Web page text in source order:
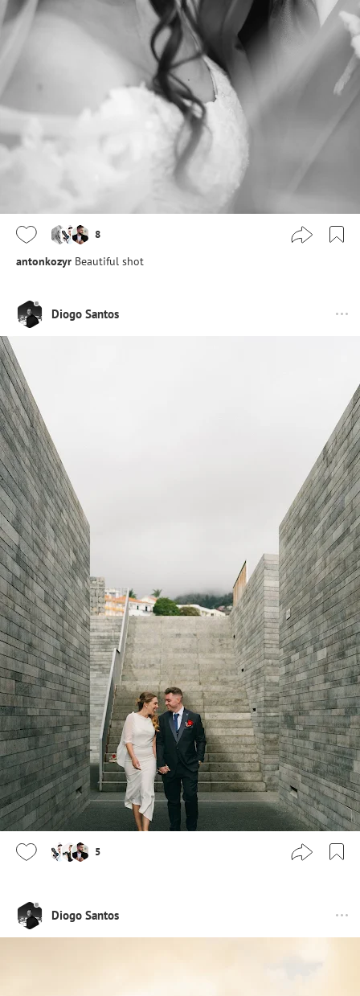
8
antonkozyr Beautiful shot
Diogo Santos
5
Diogo Santos